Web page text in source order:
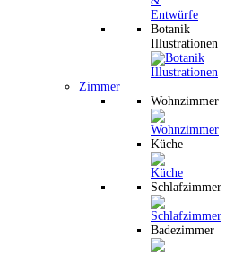
Botanik
Illustrationen
Zimmer
Wohnzimmer
Küche
Schlafzimmer
Badezimmer